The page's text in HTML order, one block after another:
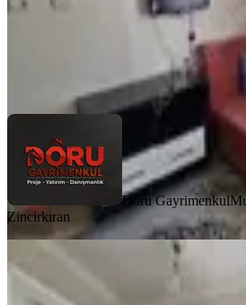
Mustafa Zincirkıran
Doru Gayrimenkul
Zincirkıran
Çetin
Arkası Kiralık